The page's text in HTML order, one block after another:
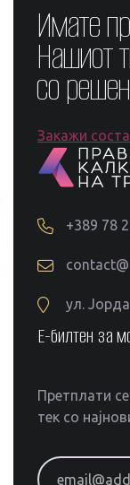
Имате
Нашиот
со
Закажи
+389 78
ул.
Е-билтен за
Претплати
тек со